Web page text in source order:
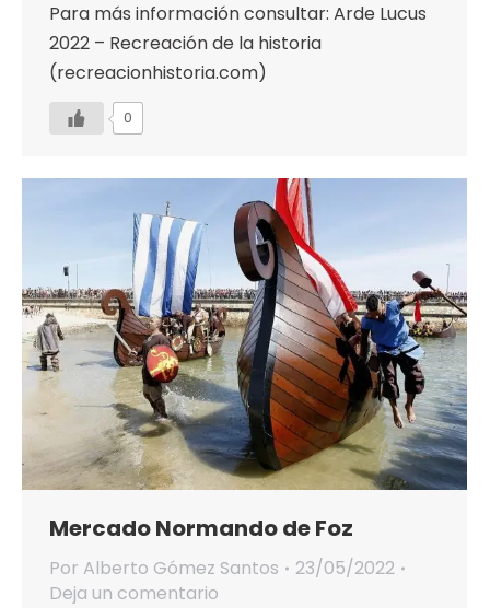
Para más información consultar: Arde Lucus
2022 – Recreación de la historia
(recreacionhistoria.com)
0
Mercado Normando de Foz
Por Alberto Gómez Santos
23/05/2022
Deja un comentario